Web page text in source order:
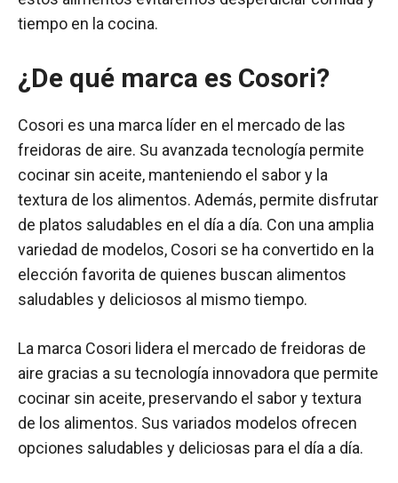
tiempo en la cocina.
¿De qué marca es Cosori?
Cosori es una marca líder en el mercado de las
freidoras de aire. Su avanzada tecnología permite
cocinar sin aceite, manteniendo el sabor y la
textura de los alimentos. Además, permite disfrutar
de platos saludables en el día a día. Con una amplia
variedad de modelos, Cosori se ha convertido en la
elección favorita de quienes buscan alimentos
saludables y deliciosos al mismo tiempo.
La marca Cosori lidera el mercado de freidoras de
aire gracias a su tecnología innovadora que permite
cocinar sin aceite, preservando el sabor y textura
de los alimentos. Sus variados modelos ofrecen
opciones saludables y deliciosas para el día a día.